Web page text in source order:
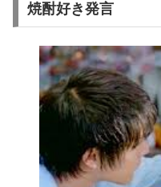
焼酎好き発言